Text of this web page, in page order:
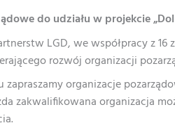
do udziału w projekcie
LGD, we współpracy z 16
rozwój organizacji
zapraszamy organizacje
zakwalifikowana organizacja